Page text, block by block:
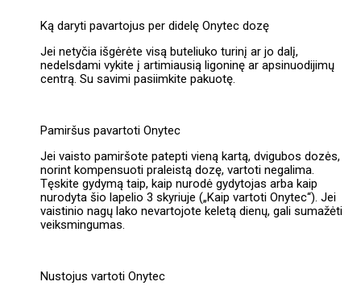
Ką daryti pavartojus per didelę Onytec dozę
Jei netyčia išgėrėte visą buteliuko turinį ar jo dalį,
nedelsdami vykite į artimiausią ligoninę ar apsinuodijimų
centrą. Su savimi pasiimkite pakuotę.
Pamiršus pavartoti Onytec
Jei vaisto pamiršote patepti vieną kartą, dvigubos dozės,
norint kompensuoti praleistą dozę, vartoti negalima.
Tęskite gydymą taip, kaip nurodė gydytojas arba kaip
nurodyta šio lapelio 3 skyriuje („Kaip vartoti Onytec“). Jei
vaistinio nagų lako nevartojote keletą dienų, gali sumažėti
veiksmingumas.
Nustojus vartoti Onytec